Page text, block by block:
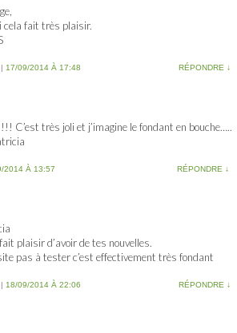
cela fait très plaisir.
| 17/09/2014 À 17:48 RÉPONDRE ↓
C’est très joli et j’imagine le fondant en bouche…..
2014 À 13:57 RÉPONDRE ↓
plaisir d’avoir de tes nouvelles.
pas à tester c’est effectivement très fondant
| 18/09/2014 À 22:06 RÉPONDRE ↓